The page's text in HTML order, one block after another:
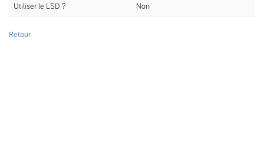
Utiliser le LSD ? Non
Retour